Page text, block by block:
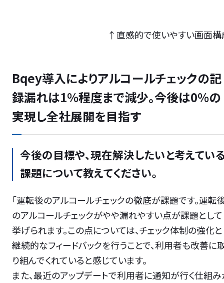
↑直感的で使いやすい画面構
Bqey導入によりアルコールチェックの記
録漏れは1%程度まで減少。今後は0%の
実現し全社展開を目指す
今後の目標や、現在解決したいと考えてい
課題について教えてください。
「運転後のアルコールチェックの徹底が課題です。運転
のアルコールチェックがやや漏れやすい点が課題として
挙げられます。この点については、チェック体制の強化と
継続的なフィードバックを行うことで、利用者も改善に
り組んでくれていると感じています。
また、最近のアップデートで利用者に通知が行く仕組